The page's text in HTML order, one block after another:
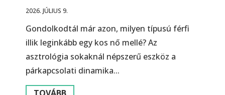
2026. JÚLIUS 9.
Gondolkodtál már azon, milyen típusú férfi
illik leginkább egy kos nő mellé? Az
asztrológia sokaknál népszerű eszköz a
párkapcsolati dinamika...